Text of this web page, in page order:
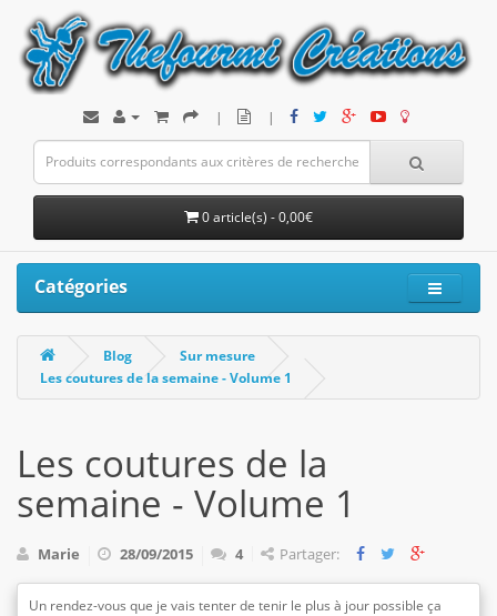
| |
0 article(s) - 0,00€
Catégories
Blog
Sur mesure
Les coutures de la semaine - Volume 1
Les coutures de la
semaine - Volume 1
Marie 28/09/2015 4 Partager:
Un rendez-vous que je vais tenter de tenir le plus à jour possible ça